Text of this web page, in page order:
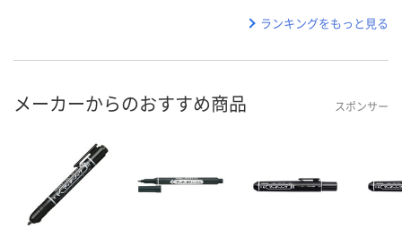
ランキングをもっと見る
メーカーからのおすすめ商品 スポンサー